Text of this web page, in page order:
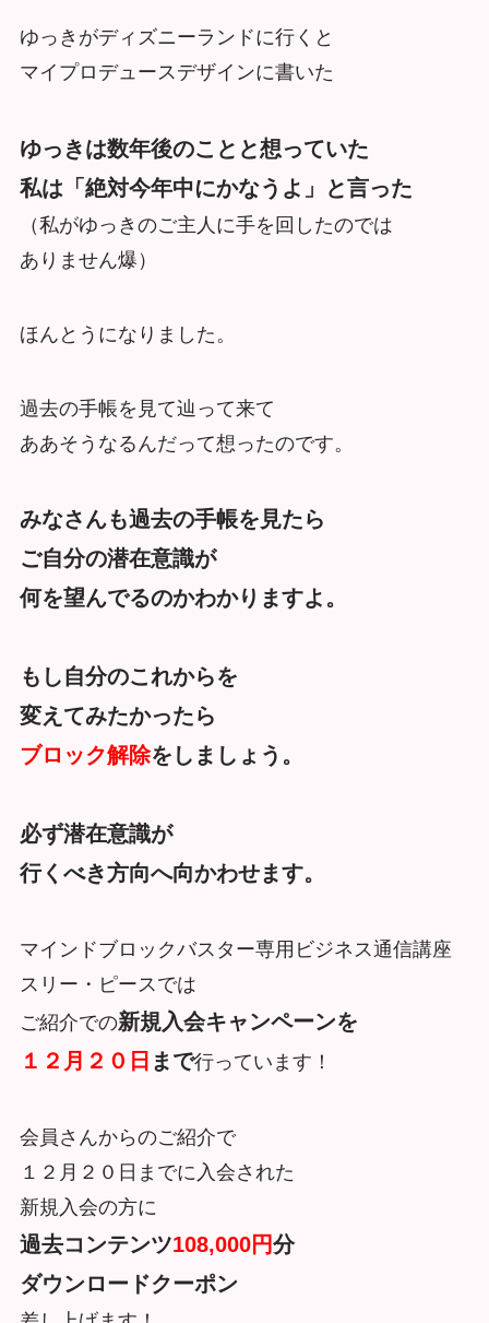
ゆっきがディズニーランドに行くと
マイプロデュースデザインに書いた
ゆっきは数年後のことと想っていた
私は「絶対今年中にかなうよ」と言った
（私がゆっきのご主人に手を回したのでは
ありません爆）
ほんとうになりました。
過去の手帳を見て辿って来て
ああそうなるんだって想ったのです。
みなさんも過去の手帳を見たら
ご自分の潜在意識が
何を望んでるのかわかりますよ。
もし自分のこれからを
変えてみたかったら
ブロック解除をしましょう。
必ず潜在意識が
行くべき方向へ向かわせます。
マインドブロックバスター専用ビジネス通信講座
スリー・ピースでは
ご紹介での新規入会キャンペーンを
１２月２０日 まで行っています！
会員さんからのご紹介で
１２月２０日までに入会された
新規入会の方に
過去コンテンツ108,000円分
ダウンロードクーポン